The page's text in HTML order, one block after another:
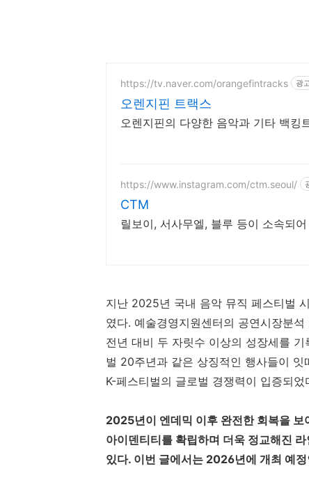
https://tv.naver.com/orangefintracks 광
오렌지핀 트랙스
오렌지핀의 다양한 음악과 기타 백킹
https://www.instagram.com/ctm.seoul/
CTM
릴보이, 서사무엘, 블루 등이 소속되
지난 2025년 국내 음악 뮤직 페스티벌
였다. 예술경영지원센터의 공연시장분
전년 대비 두 자릿수 이상의 성장세를
벌 20주년과 같은 상징적인 행사들이
K-페스티벌의 글로벌 경쟁력이 입증되었
2025년이 엔데믹 이후 완전한 회복을
아이덴티티를 확립하며 더욱 정교해진
있다. 이번 글에서는 2026년에 개최 예